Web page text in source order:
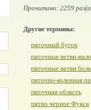
Прочитано: 2259
Другие термины:
пяточный бугор
пяточные ветви
пяточные ветви
пяточно-коленная
пяточная область
пятно черное Фукса